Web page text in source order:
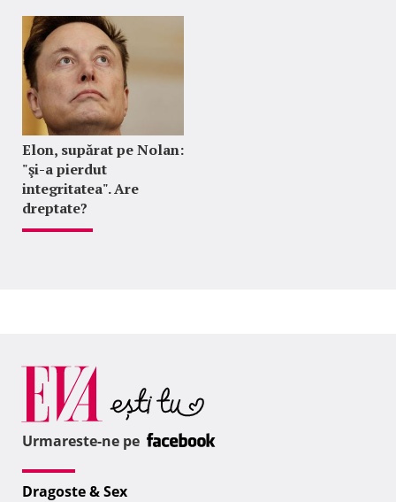
Elon, supărat pe Nolan:
"şi-a pierdut
integritatea". Are
dreptate?
Urmareste-ne pe
Dragoste & Sex